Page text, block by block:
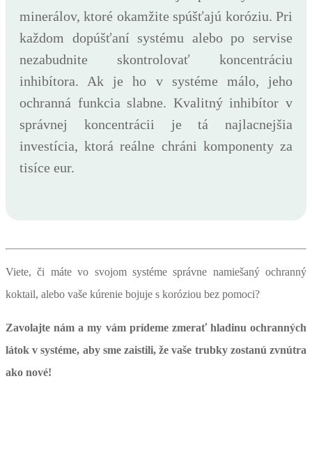
minerálov, ktoré okamžite spúšťajú koróziu. Pri
každom dopúšťaní systému alebo po servise
nezabudnite skontrolovať koncentráciu
inhibítora. Ak je ho v systéme málo, jeho
ochranná funkcia slabne. Kvalitný inhibítor v
správnej koncentrácii je tá najlacnejšia
investícia, ktorá reálne chráni komponenty za
tisíce eur.
Viete, či máte vo svojom systéme správne namiešaný ochranný
koktail, alebo vaše kúrenie bojuje s koróziou bez pomoci?
Zavolajte nám a my vám prídeme zmerať hladinu ochranných
látok v systéme, aby sme zaistili, že vaše trubky zostanú zvnútra
ako nové!